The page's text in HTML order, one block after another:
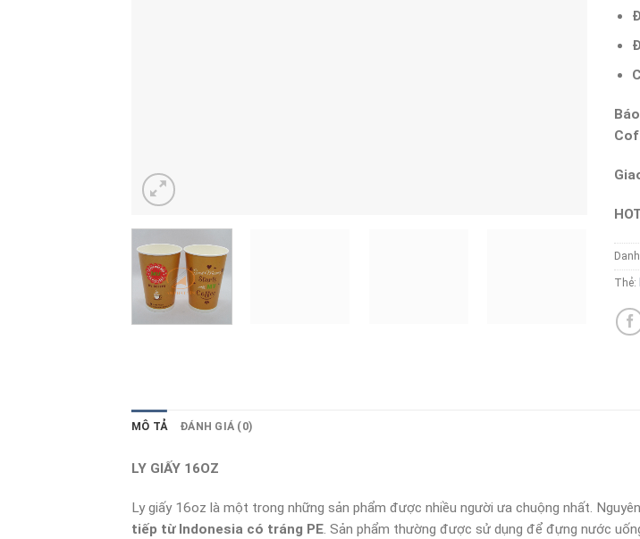
Thẻ:
MÔ TẢ ĐÁNH GIÁ (0)
LY GIẤY 16OZ
Ly giấy 16oz là một trong những sản phẩm được nhiều người ưa chuộng nhất.
tiếp từ Indonesia có tráng PE. Sản phẩm thường được sử dụng để đựng nước